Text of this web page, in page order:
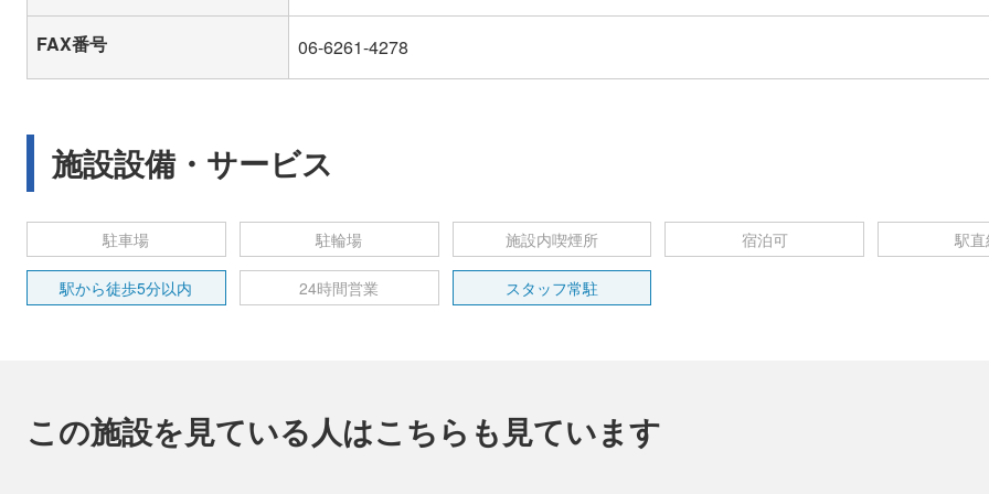
FAX番号 06-6261-4278
施設設備・サービス
駐車場 駐輪場 施設内喫煙所 宿泊可 駅
駅から徒歩5分以内 24時間営業 スタッフ常駐
この施設を見ている人はこちらも見ています